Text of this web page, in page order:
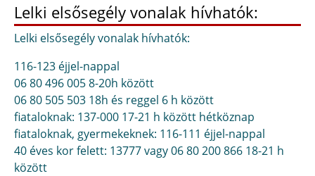
Lelki elsősegély vonalak hívhatók:
Lelki elsősegély vonalak hívhatók:
116-123 éjjel-nappal
06 80 496 005 8-20h között
06 80 505 503 18h és reggel 6 h között
fiataloknak: 137-000 17-21 h között hétköznap
fiataloknak, gyermekeknek: 116-111 éjjel-nappal
40 éves kor felett: 13777 vagy 06 80 200 866 18-21 h
között